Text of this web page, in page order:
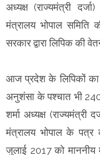
अध्यक्ष (राज्यमंत्री
मंत्रालय भोपाल
सरकार द्वारा लिपिक की
आज प्रदेश के लिपिकों का
अनुशंसा के पश्चात भी
शर्मा अध्यक्ष (राज्यमंत्री
मंत्रालय भोपाल के
जुलाई 2017 को माननीय